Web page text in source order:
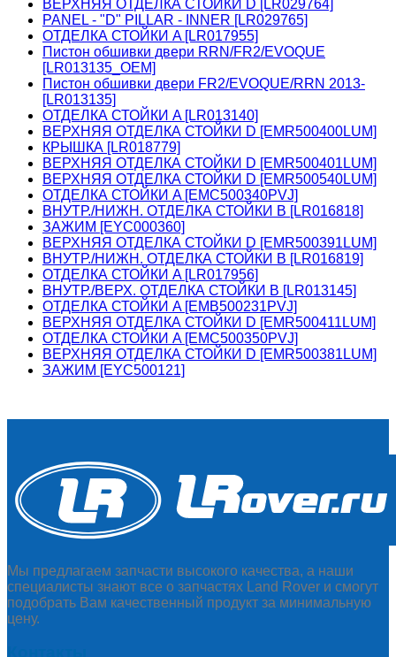
ВЕРХНЯЯ ОТДЕЛКА СТОЙКИ D [LR029764]
PANEL - "D" PILLAR - INNER [LR029765]
ОТДЕЛКА СТОЙКИ A [LR017955]
Пистон обшивки двери RRN/FR2/EVOQUE
[LR013135_OEM]
Пистон обшивки двери FR2/EVOQUE/RRN 2013-
[LR013135]
ОТДЕЛКА СТОЙКИ A [LR013140]
ВЕРХНЯЯ ОТДЕЛКА СТОЙКИ D [EMR500400LUM]
КРЫШКА [LR018779]
ВЕРХНЯЯ ОТДЕЛКА СТОЙКИ D [EMR500401LUM]
ВЕРХНЯЯ ОТДЕЛКА СТОЙКИ D [EMR500540LUM]
ОТДЕЛКА СТОЙКИ A [EMC500340PVJ]
ВНУТР./НИЖН. ОТДЕЛКА СТОЙКИ B [LR016818]
ЗАЖИМ [EYC000360]
ВЕРХНЯЯ ОТДЕЛКА СТОЙКИ D [EMR500391LUM]
ВНУТР./НИЖН. ОТДЕЛКА СТОЙКИ B [LR016819]
ОТДЕЛКА СТОЙКИ A [LR017956]
ВНУТР./ВЕРХ. ОТДЕЛКА СТОЙКИ B [LR013145]
ОТДЕЛКА СТОЙКИ A [EMB500231PVJ]
ВЕРХНЯЯ ОТДЕЛКА СТОЙКИ D [EMR500411LUM]
ОТДЕЛКА СТОЙКИ A [EMC500350PVJ]
ВЕРХНЯЯ ОТДЕЛКА СТОЙКИ D [EMR500381LUM]
ЗАЖИМ [EYC500121]
Мы предлагаем запчасти высокого качества, а наши
специалисты знают все о запчастях Land Rover и смогут
подобрать Вам качественный продукт за минимальную
цену.